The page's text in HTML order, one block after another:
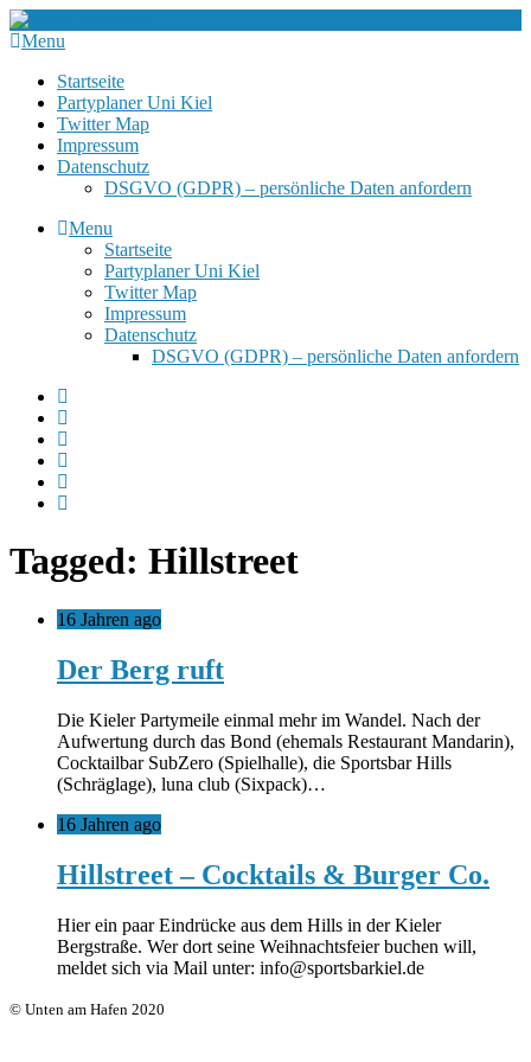
Menu
Startseite
Partyplaner Uni Kiel
Twitter Map
Impressum
Datenschutz
DSGVO (GDPR) – persönliche Daten anfordern
Menu
Startseite
Partyplaner Uni Kiel
Twitter Map
Impressum
Datenschutz
DSGVO (GDPR) – persönliche Daten anfordern
Tagged: Hillstreet
16 Jahren ago
Der Berg ruft
Die Kieler Partymeile einmal mehr im Wandel. Nach der
Aufwertung durch das Bond (ehemals Restaurant Mandarin),
Cocktailbar SubZero (Spielhalle), die Sportsbar Hills
(Schräglage), luna club (Sixpack)…
16 Jahren ago
Hillstreet – Cocktails & Burger Co.
Hier ein paar Eindrücke aus dem Hills in der Kieler
Bergstraße. Wer dort seine Weihnachtsfeier buchen will,
meldet sich via Mail unter: info@sportsbarkiel.de
© Unten am Hafen 2020